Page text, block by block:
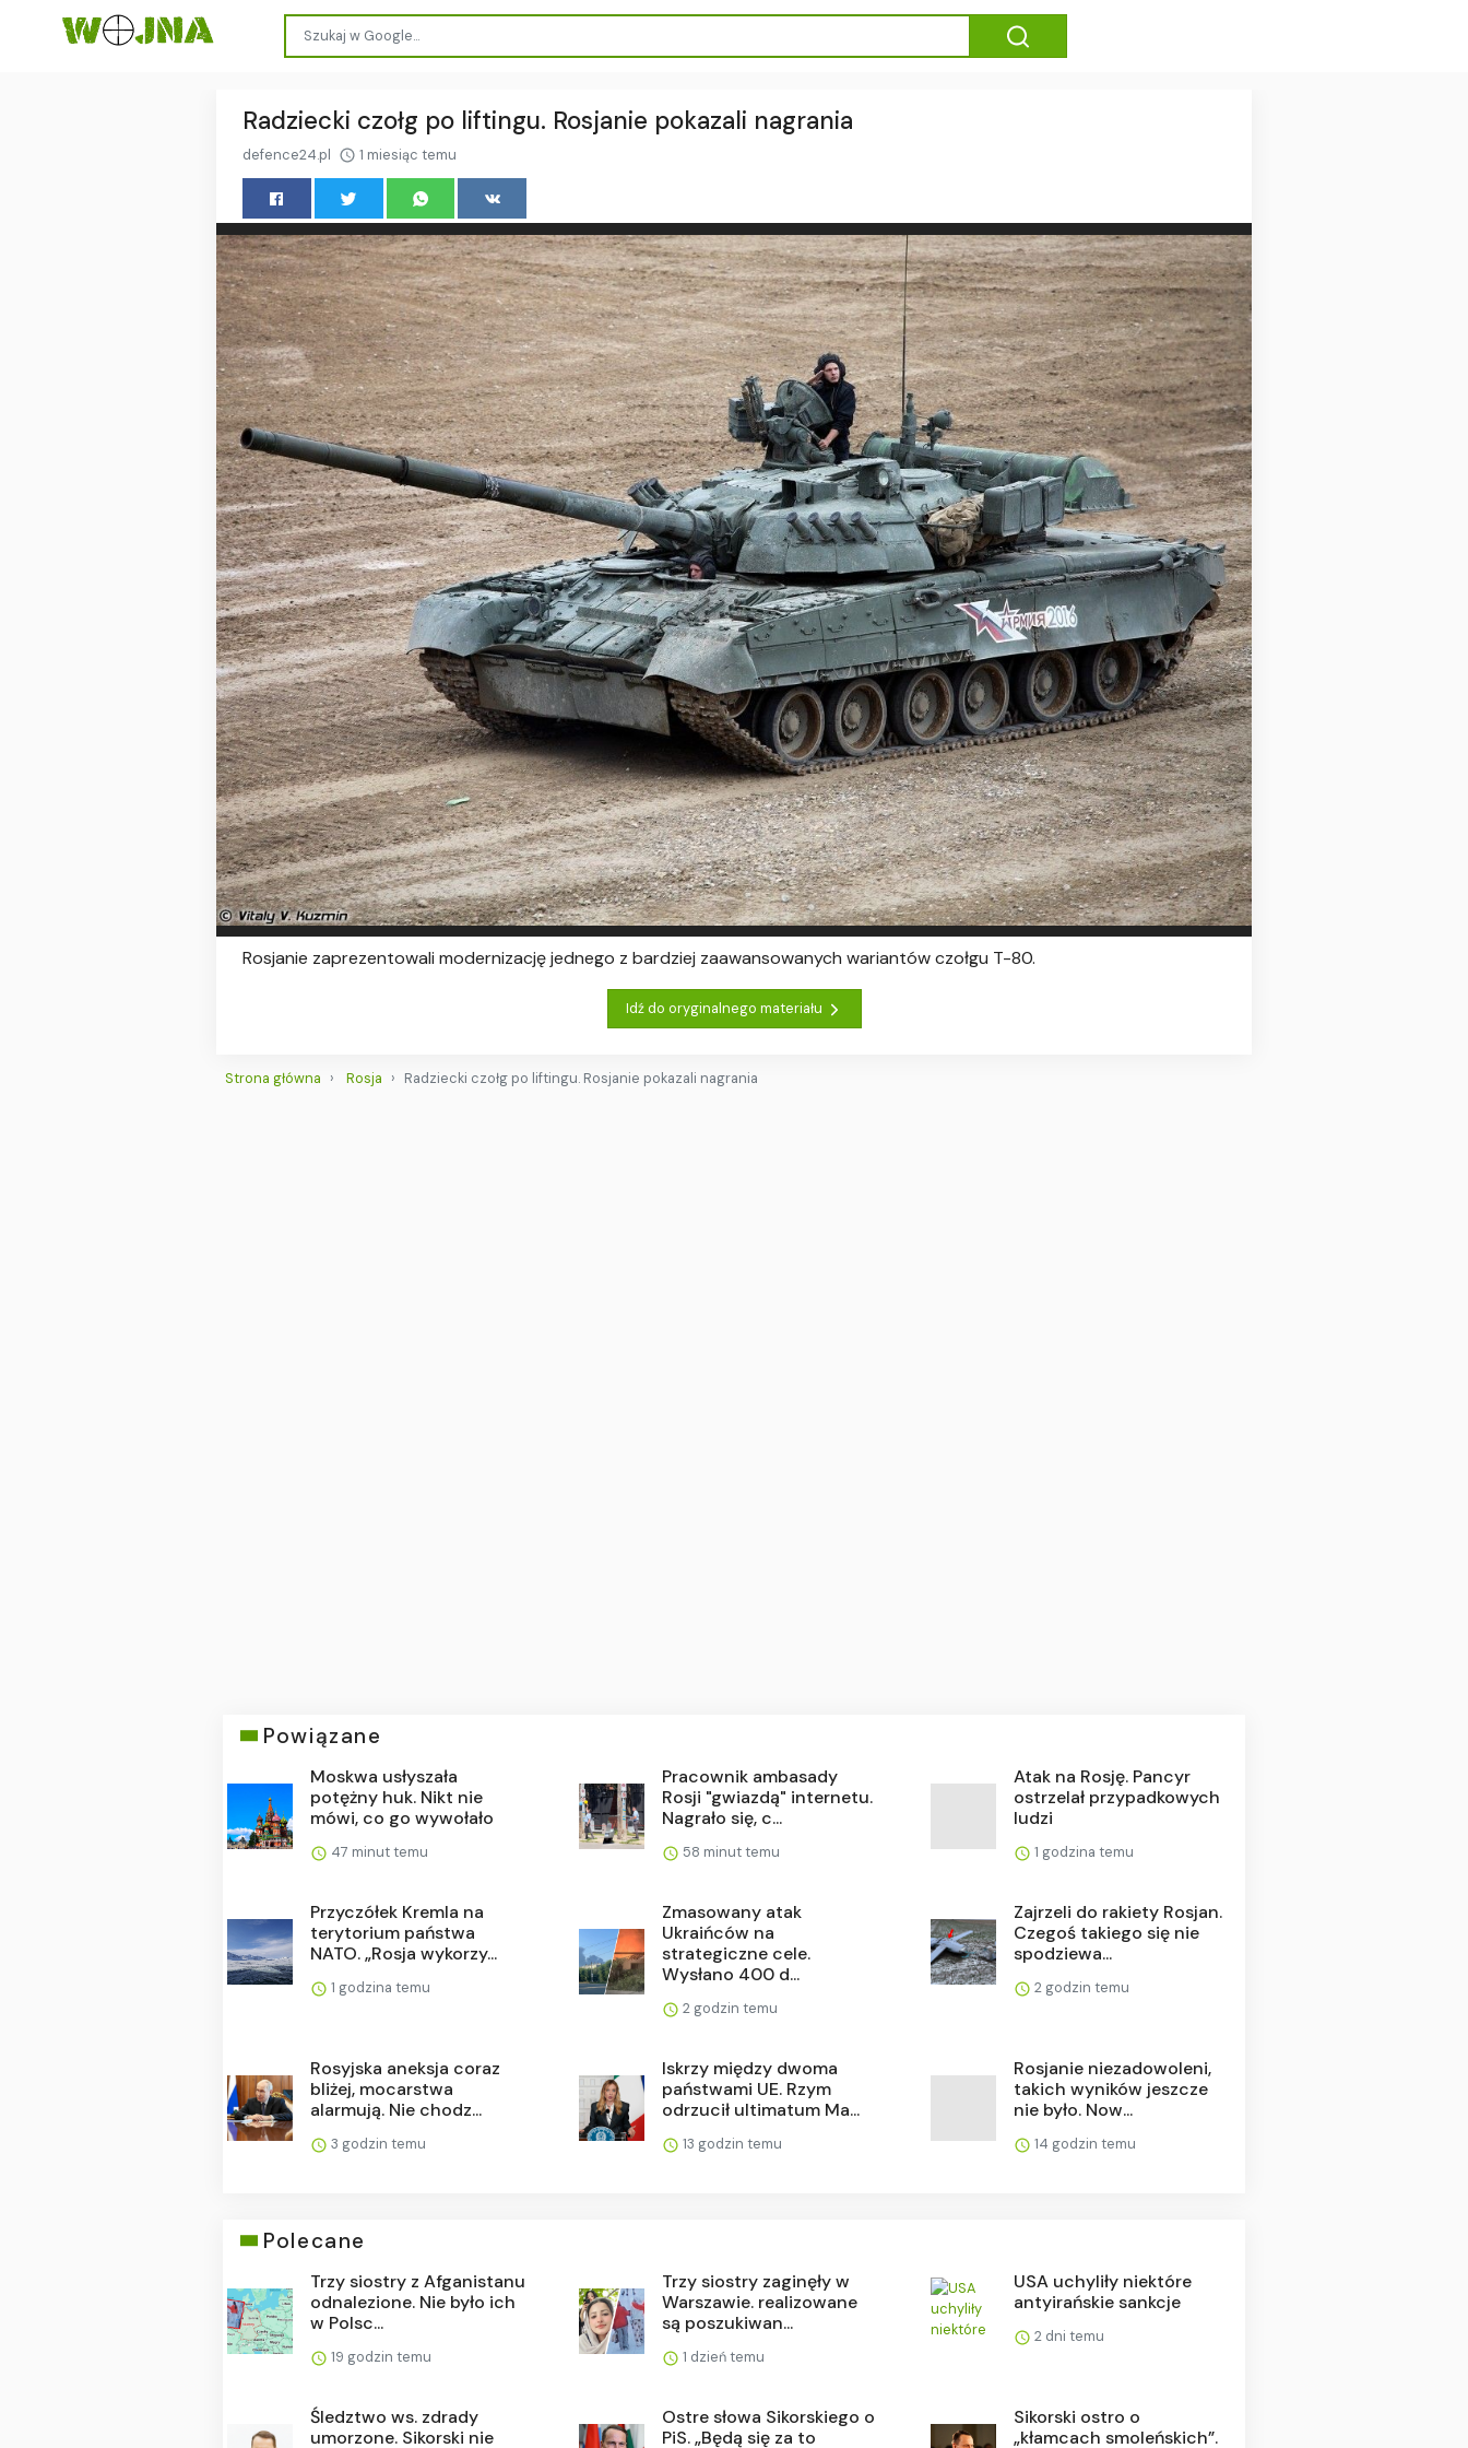
Radziecki czołg po liftingu. Rosjanie pokazali nagrania
defence24.pl 1 miesiąc temu
Rosjanie zaprezentowali modernizację jednego z bardziej zaawansowanych wariantów czołgu T-80.
Idź do oryginalnego materiału
Strona główna Rosja Radziecki czołg po liftingu. Rosjanie pokazali nagrania
Powiązane
Moskwa usłyszała
potężny huk. Nikt nie
mówi, co go wywołało
47 minut temu
Pracownik ambasady
Rosji "gwiazdą" internetu.
Nagrało się, c...
58 minut temu
Atak na Rosję. Pancyr
ostrzelał przypadkowych
ludzi
1 godzina temu
Przyczółek Kremla na
terytorium państwa
NATO. „Rosja wykorzy...
1 godzina temu
Zmasowany atak
Ukraińców na
strategiczne cele.
Wysłano 400 d...
2 godzin temu
Zajrzeli do rakiety Rosjan.
Czegoś takiego się nie
spodziewa...
2 godzin temu
Rosyjska aneksja coraz
bliżej, mocarstwa
alarmują. Nie chodz...
3 godzin temu
Iskrzy między dwoma
państwami UE. Rzym
odrzucił ultimatum Ma...
13 godzin temu
Rosjanie niezadowoleni,
takich wyników jeszcze
nie było. Now...
14 godzin temu
Polecane
Trzy siostry z Afganistanu
odnalezione. Nie było ich
w Polsc...
19 godzin temu
Trzy siostry zaginęły w
Warszawie. realizowane
są poszukiwan...
1 dzień temu
USA uchyliły niektóre
antyirańskie sankcje
2 dni temu
Śledztwo ws. zdrady
umorzone. Sikorski nie
Ostre słowa Sikorskiego o
PiS. „Będą się za to
Sikorski ostro o
„kłamcach smoleńskich”.